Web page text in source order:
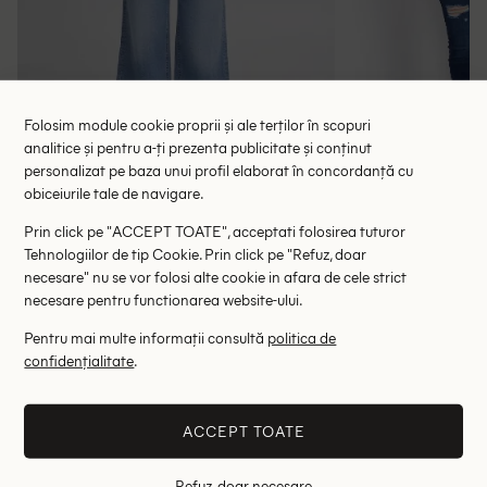
Bluza Ichi, portocaliu
57.85 lei 89.00 lei
RRP: 159.00 lei
S M
- 39% - 42%
Folosim module cookie proprii și ale terților în scopuri
analitice și pentru a-ți prezenta publicitate și conținut
personalizat pe baza unui profil elaborat în concordanță cu
obiceiurile tale de navigare.
Prin click pe "ACCEPT TOATE", acceptati folosirea tuturor
Tehnologiilor de tip Cookie. Prin click pe "Refuz, doar
necesare" nu se vor folosi alte cookie in afara de cele strict
necesare pentru functionarea website-ului.
Pentru mai multe informații consultă politica de
confidențialitate.
ACCEPT TOATE